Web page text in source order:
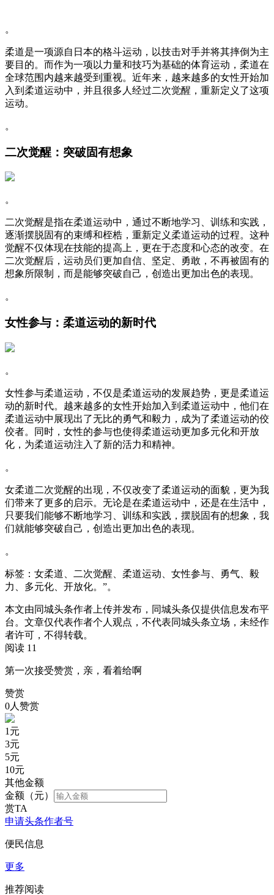
。
柔道是一项源自日本的格斗运动，以技击对手并将其摔倒为主
要目的。而作为一项以力量和技巧为基础的体育运动，柔道在
全球范围内越来越受到重视。近年来，越来越多的女性开始加
入到柔道运动中，并且很多人经过二次觉醒，重新定义了这项
运动。
。
二次觉醒：突破固有想象
。
二次觉醒是指在柔道运动中，通过不断地学习、训练和实践，
逐渐摆脱固有的束缚和桎梏，重新定义柔道运动的过程。这种
觉醒不仅体现在技能的提高上，更在于态度和心态的改变。在
二次觉醒后，运动员们更加自信、坚定、勇敢，不再被固有的
想象所限制，而是能够突破自己，创造出更加出色的表现。
。
女性参与：柔道运动的新时代
。
女性参与柔道运动，不仅是柔道运动的发展趋势，更是柔道运
动的新时代。越来越多的女性开始加入到柔道运动中，他们在
柔道运动中展现出了无比的勇气和毅力，成为了柔道运动的佼
佼者。同时，女性的参与也使得柔道运动更加多元化和开放
化，为柔道运动注入了新的活力和精神。
。
女柔道二次觉醒的出现，不仅改变了柔道运动的面貌，更为我
们带来了更多的启示。无论是在柔道运动中，还是在生活中，
只要我们能够不断地学习、训练和实践，摆脱固有的想象，我
们就能够突破自己，创造出更加出色的表现。
。
标签：女柔道、二次觉醒、柔道运动、女性参与、勇气、毅
力、多元化、开放化。”。
本文由同城头条作者上传并发布，同城头条仅提供信息发布平
台。文章仅代表作者个人观点，不代表同城头条立场，未经作
者许可，不得转载。
阅读 11
第一次接受赞赏，亲，看着给啊
赞赏
0人赞赏
1 元
3元
5元
10元
其他金额
金额（元）
赏TA
申请头条作者号
便民信息
更多
推荐阅读